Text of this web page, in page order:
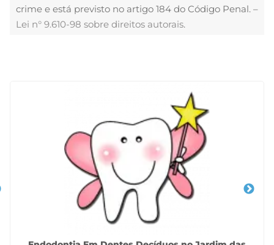
crime e está previsto no artigo 184 do Código Penal. –
Lei n° 9.610-98 sobre direitos autorais.